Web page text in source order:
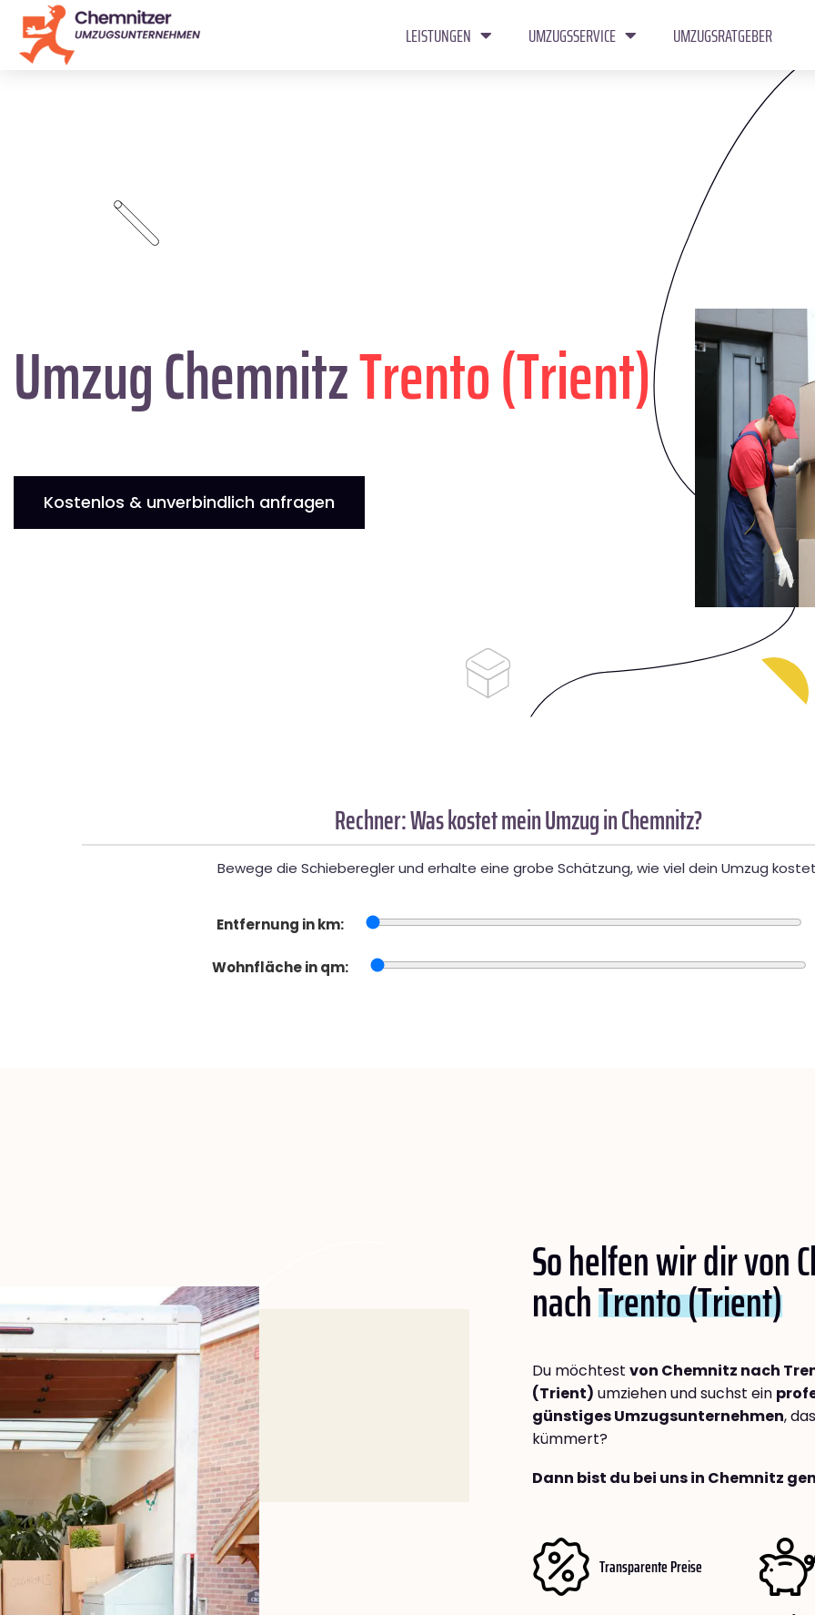
LEISTUNGEN UMZUGSSERVICE UMZUGSRATGEBER
Umzug ChemnitzTrento (Trient)
Kostenlos & unverbindlich anfragen
Rechner: Was kostet mein Umzug in Chemnitz?
Bewege die Schieberegler und erhalte eine grobe Schätzung, wie viel dein Umzug
Entfernung in km:
Wohnfläche in qm:
So helfen wir dir von
nachTrento (Trient)
Du möchtest von Chemnitz nach
(Trient) umziehen und suchst ein
günstiges Umzugsunternehmen,
kümmert?
Dann bist du bei uns in Chemnitz
Transparente Preise